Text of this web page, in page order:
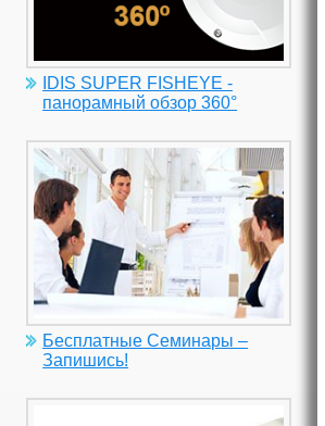
IDIS SUPER FISHEYE -
панорамный обзор 360°
Бесплатные Семинары –
Запишись!